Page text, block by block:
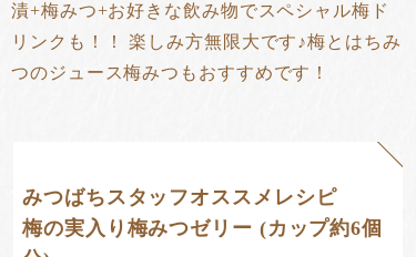
漬+梅みつ+お好きな飲み物でスペシャル梅ド
リンクも！！ 楽しみ方無限大です♪梅とはちみ
つのジュース梅みつもおすすめです！
みつばちスタッフオススメレシピ
梅の実入り梅みつゼリー (カップ約6個